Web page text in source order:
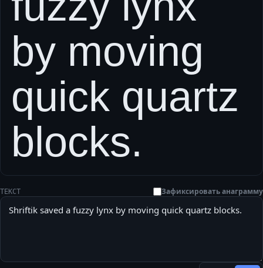
by moving
quick quartz
blocks.
ТЕКСТ Зафиксировать анаграмму